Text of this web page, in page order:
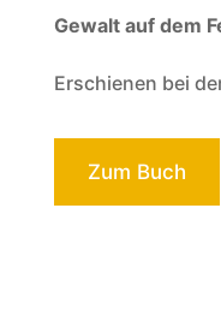
Gewalt auf dem
Erschienen bei
Zum Buch